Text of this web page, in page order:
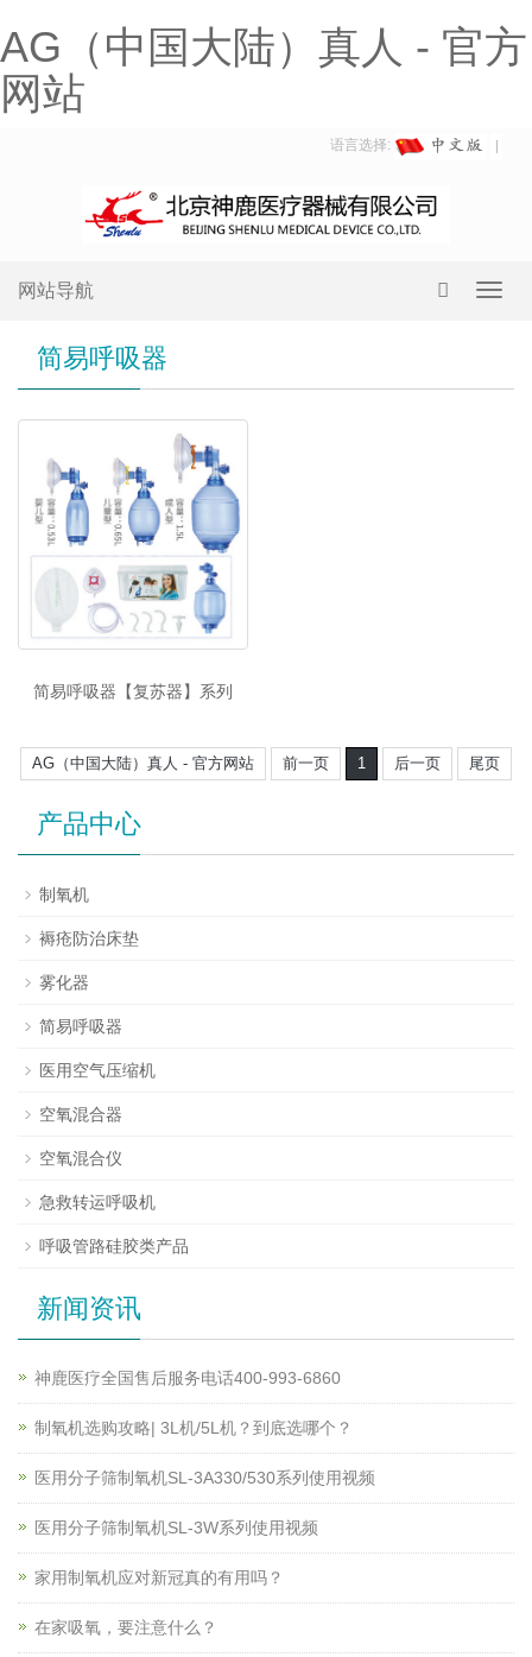
AG（中国大陆）真人 - 官方
网站
语言选择:
网站导航
简易呼吸器
简易呼吸器【复苏器】系列
AG（中国大陆）真人 - 官方网站 前一页 1 后一页 尾页
产品中心
制氧机
褥疮防治床垫
雾化器
简易呼吸器
医用空气压缩机
空氧混合器
空氧混合仪
急救转运呼吸机
呼吸管路硅胶类产品
新闻资讯
神鹿医疗全国售后服务电话400-993-6860
制氧机选购攻略| 3L机/5L机？到底选哪个？
医用分子筛制氧机SL-3A330/530系列使用视频
医用分子筛制氧机SL-3W系列使用视频
家用制氧机应对新冠真的有用吗？
在家吸氧，要注意什么？